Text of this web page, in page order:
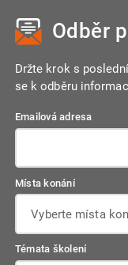
doplňující informace
jiný přístup, který
úhradě. Tento
ekonomický stav
Odběr
Držte krok s
se k odběru
Emailová adresa
Místa konání
Vyberte místa
Témata školení